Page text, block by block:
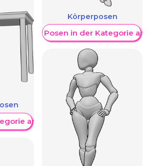
anzeigen
Körperposen
Weitere Posen in der Kategorie